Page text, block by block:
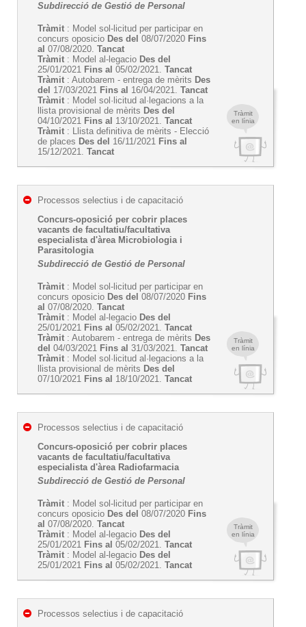
Tràmit
en línia
Subdirecció de Gestió de Personal
Tràmit : Model sol-licitud per participar en
concurs oposicio Des del 08/07/2020 Fins
al 07/08/2020. Tancat
Tràmit : Model al-legacio Des del
25/01/2021 Fins al 05/02/2021. Tancat
Tràmit : Autobarem - entrega de mèrits Des
del 17/03/2021 Fins al 16/04/2021. Tancat
Tràmit : Model sol·licitud al·legacions a la
llista provisional de mèrits Des del
04/10/2021 Fins al 13/10/2021. Tancat
Tràmit : Llista definitiva de mèrits - Elecció
de places Des del 16/11/2021 Fins al
15/12/2021. Tancat
Tràmit
en línia
Processos selectius i de capacitació
Concurs-oposició per cobrir places
vacants de facultatiu/facultativa
especialista d'àrea Microbiologia i
Parasitologia
Subdirecció de Gestió de Personal
Tràmit : Model sol-licitud per participar en
concurs oposicio Des del 08/07/2020 Fins
al 07/08/2020. Tancat
Tràmit : Model al-legacio Des del
25/01/2021 Fins al 05/02/2021. Tancat
Tràmit : Autobarem - entrega de mèrits Des
del 04/03/2021 Fins al 31/03/2021. Tancat
Tràmit : Model sol·licitud al·legacions a la
llista provisional de mèrits Des del
07/10/2021 Fins al 18/10/2021. Tancat
Tràmit
en línia
Processos selectius i de capacitació
Concurs-oposició per cobrir places
vacants de facultatiu/facultativa
especialista d'àrea Radiofarmacia
Subdirecció de Gestió de Personal
Tràmit : Model sol-licitud per participar en
concurs oposicio Des del 08/07/2020 Fins
al 07/08/2020. Tancat
Tràmit : Model al-legacio Des del
25/01/2021 Fins al 05/02/2021. Tancat
Tràmit : Model al-legacio Des del
25/01/2021 Fins al 05/02/2021. Tancat
Processos selectius i de capacitació